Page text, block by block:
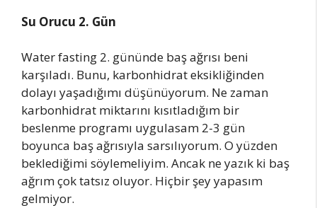
Su Orucu 2. Gün
Water fasting 2. gününde baş ağrısı beni
karşıladı. Bunu, karbonhidrat eksikliğinden
dolayı yaşadığımı düşünüyorum. Ne zaman
karbonhidrat miktarını kısıtladığım bir
beslenme programı uygulasam 2-3 gün
boyunca baş ağrısıyla sarsılıyorum. O yüzden
beklediğimi söylemeliyim. Ancak ne yazık ki baş
ağrım çok tatsız oluyor. Hiçbir şey yapasım
gelmiyor.